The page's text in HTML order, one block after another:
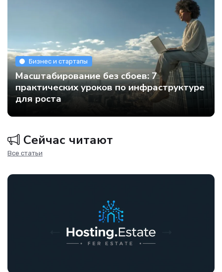
Бизнес и стартапы
Масштабирование без сбоев: 7
практических уроков по инфраструктуре
для роста
Сейчас читают
Все статьи